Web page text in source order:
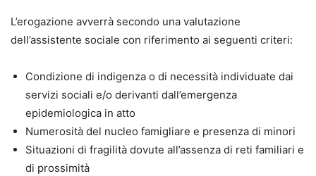
L’erogazione avverrà secondo una valutazione
dell’assistente sociale con riferimento ai seguenti criteri:
Condizione di indigenza o di necessità individuate dai
servizi sociali e/o derivanti dall’emergenza
epidemiologica in atto
Numerosità del nucleo famigliare e presenza di minori
Situazioni di fragilità dovute all’assenza di reti familiari e
di prossimità